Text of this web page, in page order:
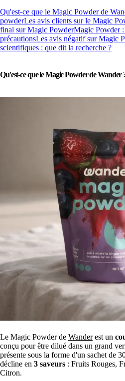
Qu'est-ce que le Magic Powder de
powderLes avis clients sur le Magic
final sur Magic PowderMagic Powder :
précautionsLes avis négatif sur Magic
scientifiques : que dit la recherche ?
Qu'est-ce que le Magic Powder de Wander
Le Magic Powder de Wanderest un
conçu pour être dilué dans un grand
présente sous la forme d'un sachet de
décline en 3 saveurs : Fruits Rouges,
Citron.